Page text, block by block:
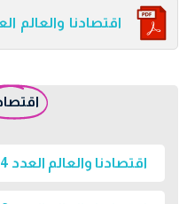
اقتصادنا والعالم
اقتصادنا والعالم العدد 444